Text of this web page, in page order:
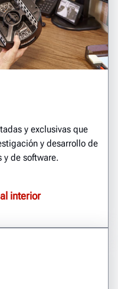
y exclusivas que
y desarrollo de
y de software.
interior